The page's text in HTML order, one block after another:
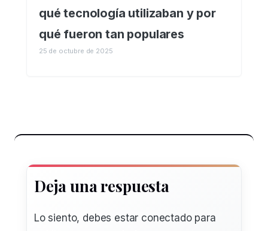
qué tecnología utilizaban y por
qué fueron tan populares
25 de octubre de 2025
Deja una respuesta
Lo siento, debes estar conectadopara